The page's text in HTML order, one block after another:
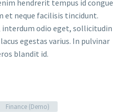
hendrerit tempus id congue
et neque facilisis tincidunt.
interdum odio eget, sollicitudin
egestas varius. In pulvinar
blandit id.
Finance (Demo)